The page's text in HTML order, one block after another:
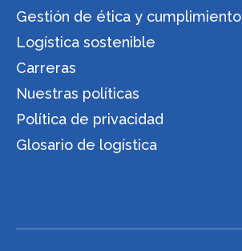
Gestión de ética y cumplimiento
Logística sostenible
Carreras
Nuestras políticas
Política de privacidad
Glosario de logística